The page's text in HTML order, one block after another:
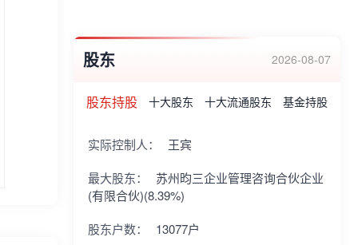
股东 2026-08-07
股东持股 十大股东 十大流通股东 基金持股
实际控制人：
王宾
最大股东：
苏州昀三企业管理咨询合伙企业
(有限合伙)(8.39%)
股东户数：
13077户